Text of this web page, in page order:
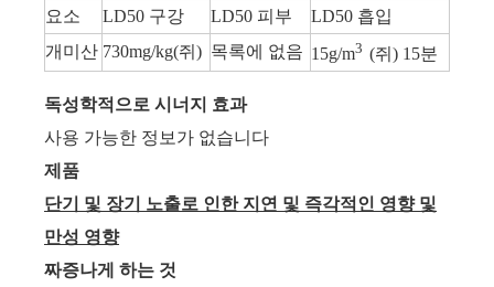
요소 LD50 구강 LD50 피부
LD50 흡입
개미산 730mg/kg(쥐) 목록에 없음 15g/m3 (쥐) 15분
독성학적으로 시너지 효과
사용 가능한 정보가 없습니다
제품
단기 및 장기 노출로 인한 지연 및 즉각적인 영향 및
만성 영향
짜증나게 하는 것